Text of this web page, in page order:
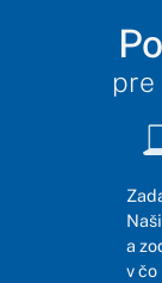
pre
a
v čo